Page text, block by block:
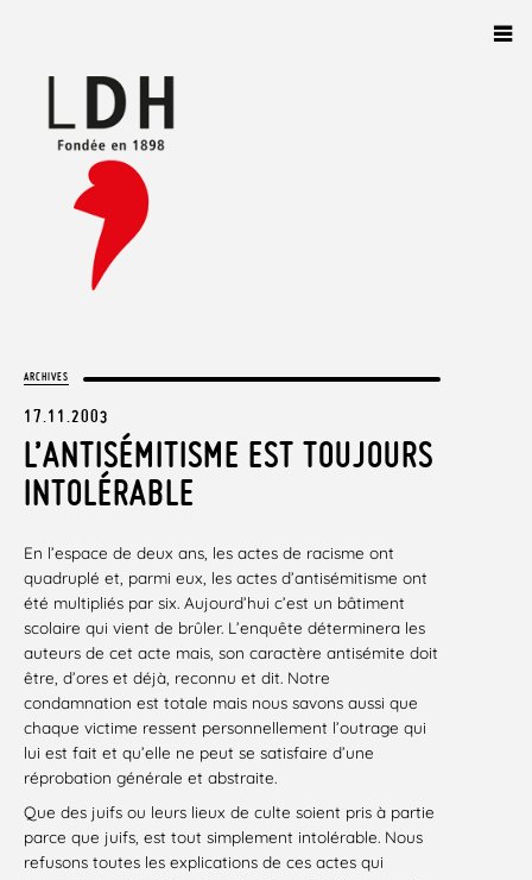
ARCHIVES
17.11.2003
L’ANTISÉMITISME EST TOUJOURS
INTOLÉRABLE
En l’espace de deux ans, les actes de racisme ont
quadruplé et, parmi eux, les actes d’antisémitisme ont
été multipliés par six. Aujourd’hui c’est un bâtiment
scolaire qui vient de brûler. L’enquête déterminera les
auteurs de cet acte mais, son caractère antisémite doit
être, d’ores et déjà, reconnu et dit. Notre
condamnation est totale mais nous savons aussi que
chaque victime ressent personnellement l’outrage qui
lui est fait et qu’elle ne peut se satisfaire d’une
réprobation générale et abstraite.
Que des juifs ou leurs lieux de culte soient pris à partie
parce que juifs, est tout simplement intolérable. Nous
refusons toutes les explications de ces actes qui